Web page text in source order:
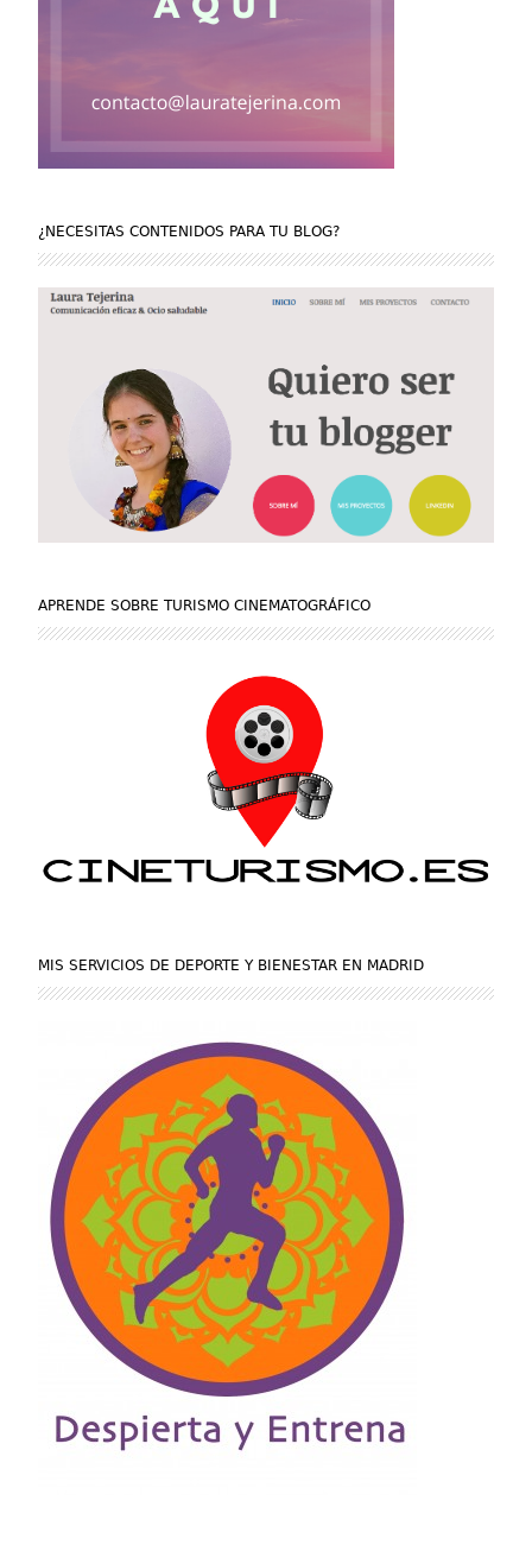
¿NECESITAS CONTENIDOS PARA TU BLOG?
APRENDE SOBRE TURISMO CINEMATOGRÁFICO
MIS SERVICIOS DE DEPORTE Y BIENESTAR EN MADRID